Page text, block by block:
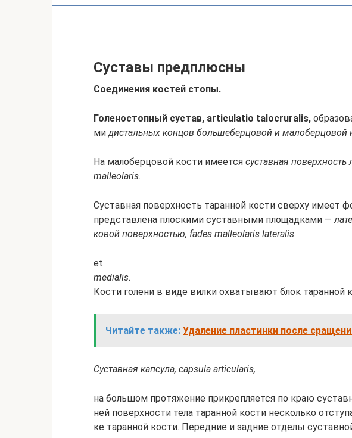
Сус­та­вы пред­плюс­ны
Со­еди­не­ния кос­тей сто­пы.
Го­ле­но­стоп­ный сус­тав, articulatio talocruralis,
мидис­таль­ных кон­цов боль­ше­бер­цо­вой и ма­ло­бер­цо­вой
На ма­ло­бер­цо­вой кос­ти име­ет­ся сус­тав­ная
malleolaris.
Сус­тав­ная по­верх­ность та­ран­ной кос­ти свер­ху име­ет
пред­став­ле­на пло­ски­ми сус­тав­ны­ми пло­щад­ка­ми —
ко­вой по­верх­но­стью, fades malleolaris lateralis
et
medialis.
Кос­ти го­ле­ни в ви­де вил­ки ох­ва­ты­ва­ют блок та­ран­ной
Читайте также: Удаление пластинки после
Сус­тав­ная кап­су­ла, capsula articularis,
на боль­шом про­тя­же­ние при­кре­п­ля­ет­ся по краю
ней по­верх­но­сти те­ла та­ран­ной кос­ти не­сколь­ко
ке та­ран­ной кос­ти. Пе­ред­ние и зад­ние от­де­лы